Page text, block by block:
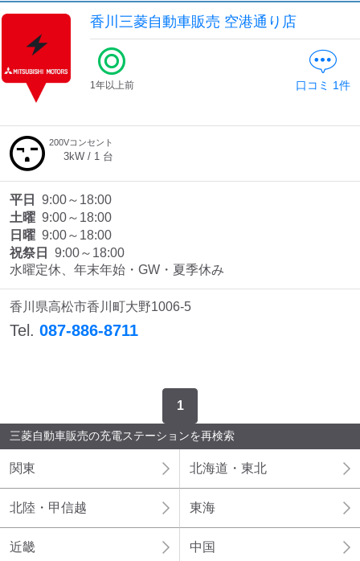
香川三菱自動車販売 空港通り店
1年以上前 口コミ 1件
200Vコンセント
3kW / 1 台
平日
9:00～18:00
土曜 9:00～18:00
日曜 9:00～18:00
祝祭日
9:00～18:00
水曜定休、年末年始・GW・夏季休み
香川県高松市香川町大野1006-5
Tel. 087-886-8711
1
三菱自動車販売の充電ステーションを再検索
関東 北海道・東北
北陸・甲信越 東海
近畿 中国